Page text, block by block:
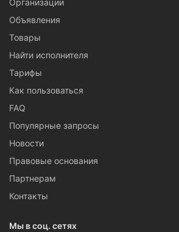
Организации
Объявления
Товары
Найти исполнителя
Тарифы
Как пользоваться
FAQ
Популярные запросы
Новости
Правовые основания
Партнерам
Контакты
Мы в соц. сетях